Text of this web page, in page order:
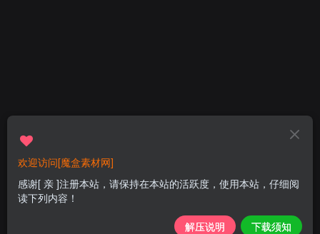
欢迎访问[魔盒素材网]
感谢[ 亲 ]注册本站，请保持在本站的活跃度，使用本站，仔细阅
读下列内容！
解压说明 下载须知